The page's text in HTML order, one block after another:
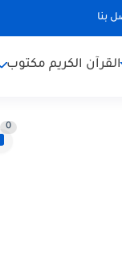
بنا
القرآن الكريم مكتوب
0